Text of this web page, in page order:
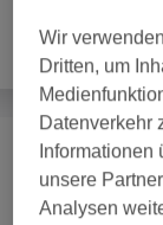
Nägel
Damen - Waxing
Wir
Dritten, um
Datenverkehr
Informationen
unsere
Analysen